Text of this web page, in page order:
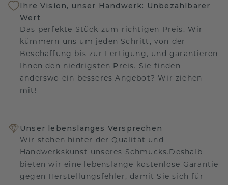
Ihre Vision, unser Handwerk: Unbezahlbarer
Wert
Das perfekte Stück zum richtigen Preis. Wir
kümmern uns um jeden Schritt, von der
Beschaffung bis zur Fertigung, und garantieren
Ihnen den niedrigsten Preis. Sie finden
anderswo ein besseres Angebot? Wir ziehen
mit!
Unser lebenslanges Versprechen
Wir stehen hinter der Qualität und
Handwerkskunst unseres Schmucks.Deshalb
bieten wir eine lebenslange kostenlose Garantie
gegen Herstellungsfehler, damit Sie sich für